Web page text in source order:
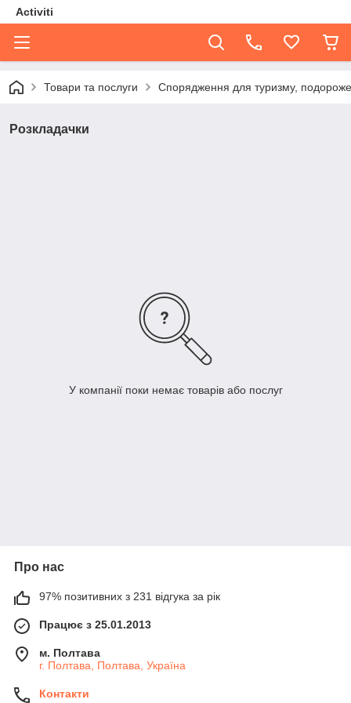
Activiti
Товари та послуги Спорядження для туризму,
Розкладачки
У компанії поки немає товарів або послуг
Про нас
97% позитивних з 231 відгука за рік
Працює з 25.01.2013
м. Полтава
г. Полтава, Полтава, Україна
Контакти